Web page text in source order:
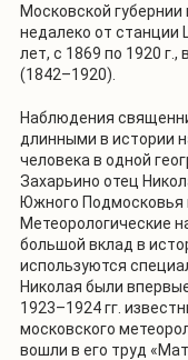
Московской
недалеко от станции
лет, с 1869 по 1920
(1842–1920).
Наблюдения
длинными в истории
человека в одной
Захарьино отец
Южного Подмосковья
Метеорологические
большой вклад в
используются
Николая были
1923–1924 гг.
московского
вошли в его труд